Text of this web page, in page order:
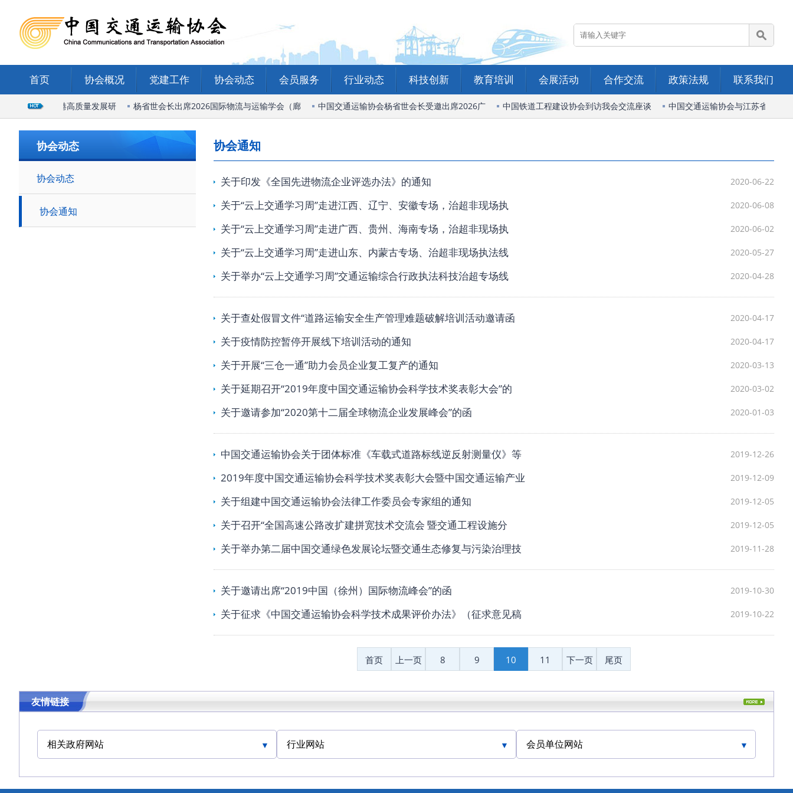
首页 协会概况 党建工作 协会动态 会员服务 行业动态 科技创新 教育培训 会展活动 合作交流 政策法规 联系我们
家庄国际陆港高质量发展研 杨省世会长出席2026国际物流与运输学会（廊 中国交通运输协会杨省世会长受邀出席2026广 中国铁道工程建设协会到访我会交流座谈 中国交通运输协会与江苏省综合交
协会动态
协会动态
协会通知
协会通知
关于印发《全国先进物流企业评选办法》的通知 2020-06-22
关于“云上交通学习周”走进江西、辽宁、安徽专场，治超非现场执 2020-06-08
关于“云上交通学习周”走进广西、贵州、海南专场，治超非现场执 2020-06-02
关于“云上交通学习周”走进山东、内蒙古专场、治超非现场执法线 2020-05-27
关于举办“云上交通学习周”交通运输综合行政执法科技治超专场线 2020-04-28
关于查处假冒文件“道路运输安全生产管理难题破解培训活动邀请函 2020-04-17
关于疫情防控暂停开展线下培训活动的通知 2020-04-17
关于开展“三仓一通”助力会员企业复工复产的通知 2020-03-13
关于延期召开“2019年度中国交通运输协会科学技术奖表彰大会”的 2020-03-02
关于邀请参加“2020第十二届全球物流企业发展峰会”的函 2020-01-03
中国交通运输协会关于团体标准《车载式道路标线逆反射测量仪》等 2019-12-26
2019年度中国交通运输协会科学技术奖表彰大会暨中国交通运输产业 2019-12-09
关于组建中国交通运输协会法律工作委员会专家组的通知 2019-12-05
关于召开“全国高速公路改扩建拼宽技术交流会 暨交通工程设施分 2019-12-05
关于举办第二届中国交通绿色发展论坛暨交通生态修复与污染治理技 2019-11-28
关于邀请出席“2019中国（徐州）国际物流峰会”的函 2019-10-30
关于征求《中国交通运输协会科学技术成果评价办法》（征求意见稿 2019-10-22
首页 上一页 8 9 10 11 下一页 尾页
友情链接
相关政府网站
中华人民共和国交通运输部
行业网站
人民交通网
会员单位网站